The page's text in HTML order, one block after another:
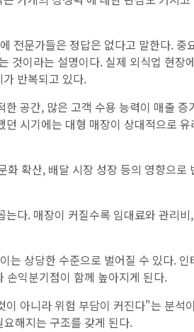
전문가들은 정답은 없다고 말한다. 중
것이라는 설명이다. 실제 외식업 현장
반복되고 있다.
공간, 많은 고객 수용 능력이 매출 증
시기에는 대형 매장이 상대적으로 유
확산, 배달 시장 성장 등의 영향으로
다. 매장이 커질수록 임대료와 관리비
는 상당한 수준으로 벌어질 수 있다. 인
손익분기점이 함께 높아지게 된다.
아니라 위험 부담이 커진다"는 분석
해지는 구조를 갖게 된다.